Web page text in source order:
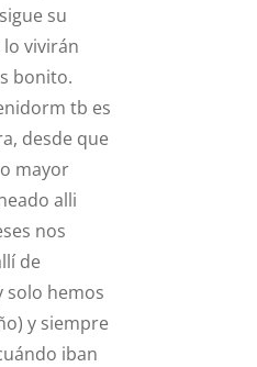
su
lo vivirán
bonito.
tb es
desde que
mayor
alli
nos
de
solo hemos
y siempre
iban